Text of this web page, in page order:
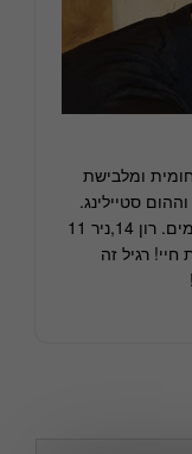
ומלבישת
סטיילינג.
נשואה לאסף ואמא לשלושה בנים מקסימים. רון 14,ניר 11
חיי! רגיל זה